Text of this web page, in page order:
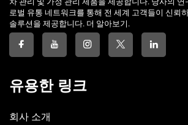
로벌 유통 네트워크를 통해 전 세계 고객들이 신뢰
솔루션을 제공합니다. 더 알아보기.
유용한 링크
회사 소개